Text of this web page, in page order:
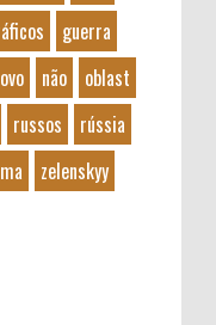
guerra
não
oblast
russos
rússia
zelenskyy